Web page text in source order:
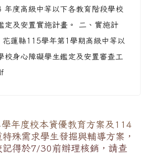
度高級中等以下各教育階段學校
定及安置實施計畫。 二、實施計
蓮縣115學年第1學期高級中等以
校身心障礙學生鑑定及安置審查工
年度校本資優教育方案及114
殊需求學生發掘與輔導方案，
記得於7/30前辦理核銷，請查